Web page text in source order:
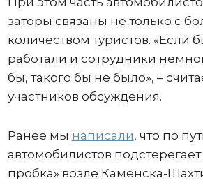
заторы связаны не только с
количеством туристов. «Если
работали и сотрудники
бы, такого бы не было», –
участников обсуждения.
Ранее мы написали, что по
автомобилистов подстерегает
пробка» возле Каменска-